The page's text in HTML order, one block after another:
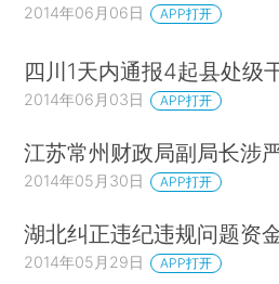
2014年06月06日 APP打开
四川1天内通报4起县处级
2014年06月03日 APP打开
江苏常州财政局副局长涉
2014年05月30日 APP打开
湖北纠正违纪违规问题资
2014年05月29日 APP打开